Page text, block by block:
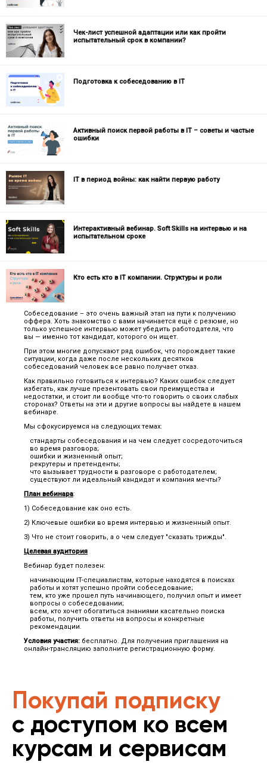
Чек-лист успешной адаптации или как пройти
испытательный срок в компании?
Подготовка к собеседованию в IT
Активный поиск первой работы в IT – советы и частые
ошибки
IТ в период войны: как найти первую работу
Интерактивный вебинар. Soft Skills на интервью и на
испытательном сроке
Кто есть кто в IT компании. Структуры и роли
Собеседование – это очень важный этап на пути к получению
оффера. Хоть знакомство с вами начинается ещё с резюме, но
только успешное интервью может убедить работодателя, что
вы — именно тот кандидат, которого он ищет.
При этом многие допускают ряд ошибок, что порождает такие
ситуации, когда даже после нескольких десятков
собеседований человек все равно получает отказ.
Как правильно готовиться к интервью? Каких ошибок следует
избегать, как лучше презентовать свои преимущества и
недостатки, и стоит ли вообще что-то говорить о своих слабых
сторонах? Ответы на эти и другие вопросы вы найдете в нашем
вебинаре.
Мы сфокусируемся на следующих темах:
стандарты собеседования и на чем следует сосредоточиться
во время разговора;
ошибки и жизненный опыт;
рекрутеры и претенденты;
что вызывает трудности в разговоре с работодателем;
существуют ли идеальный кандидат и компания мечты?
План вебинара:
1) Собеседование как оно есть.
2) Ключевые ошибки во время интервью и жизненный опыт.
3) Что не стоит говорить, а о чем следует "сказать трижды".
Целевая аудитория
Вебинар будет полезен:
начинающим IT-специалистам, которые находятся в поисках
работы и хотят успешно пройти собеседование;
тем, кто уже прошел путь начинающего, получил опыт и имеет
вопросы о собеседовании;
всем, кто хочет обогатиться знаниями касательно поиска
работы, получить ответы на вопросы и конкретные
рекомендации.
Условия участия: бесплатно. Для получения приглашения на
онлайн-трансляцию заполните регистрационную форму.
Покупай подписку
с доступом ко всем
курсам и сервисам